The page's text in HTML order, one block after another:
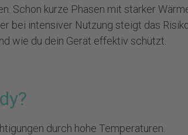
Schon kurze Phasen mit starker
bei intensiver Nutzung steigt das
wie du dein Gerät effektiv schützt.
durch hohe Temperaturen.